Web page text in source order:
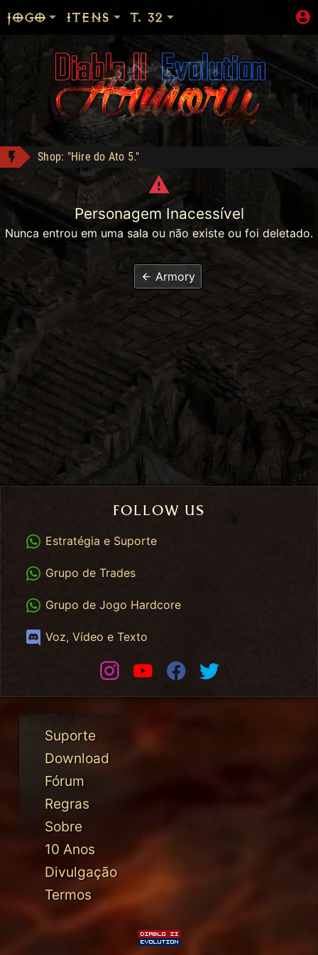
Shop: "Hire do Ato 5."
tch2 conquistou Vice Baal Speed!
lanet conquistou Vice Baal Speed!
SHOP liberada!Com desconto e cashback
Tal Rasha's Guardianship - Compra: 120
Stormchaser - Compra: 150
JOGO ITENS T. 32
Personagem Inacessível
Nunca entrou em uma sala ou não existe ou foi deletado.
Armory
FOLLOW US
WhatsApp
Estratégia e Suporte
WhatsApp Trades
Grupo de Trades
WhatsApp HC
Grupo de Jogo Hardcore
Discord
Voz, Vídeo e Texto
InstagramYoutubeFacebook
Suporte
Download
Fórum
Regras
Sobre
10 Anos
Divulgação
Termos